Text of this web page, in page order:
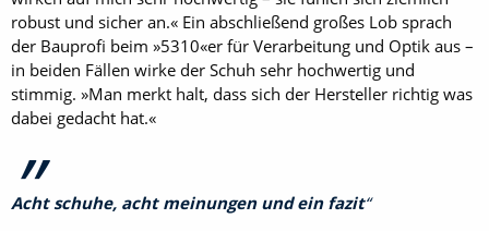
robust und sicher an.« Ein abschließend großes Lob sprach
der Bauprofi beim »5310«er für Verarbeitung und Optik aus –
in beiden Fällen wirke der Schuh sehr hochwertig und
stimmig. »Man merkt halt, dass sich der Hersteller richtig was
dabei gedacht hat.«
Acht schuhe, acht meinungen und ein fazit